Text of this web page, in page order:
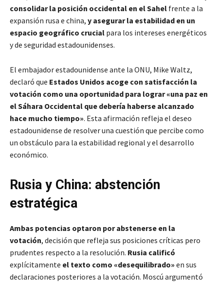
consolidar la posición occidental en el Sahel frente a la
expansión rusa e china, y asegurar la estabilidad en un
espacio geográfico crucial para los intereses energéticos
y de seguridad estadounidenses.
El embajador estadounidense ante la ONU, Mike Waltz,
declaró que Estados Unidos acoge con satisfacción la
votación como una oportunidad para lograr «una paz en
el Sáhara Occidental que debería haberse alcanzado
hace mucho tiempo». Esta afirmación refleja el deseo
estadounidense de resolver una cuestión que percibe como
un obstáculo para la estabilidad regional y el desarrollo
económico.
Rusia y China: abstención
estratégica
Ambas potencias optaron por abstenerse en la
votación, decisión que refleja sus posiciones críticas pero
prudentes respecto a la resolución. Rusia calificó
explícitamente el texto como «desequilibrado» en sus
declaraciones posteriores a la votación. Moscú argumentó